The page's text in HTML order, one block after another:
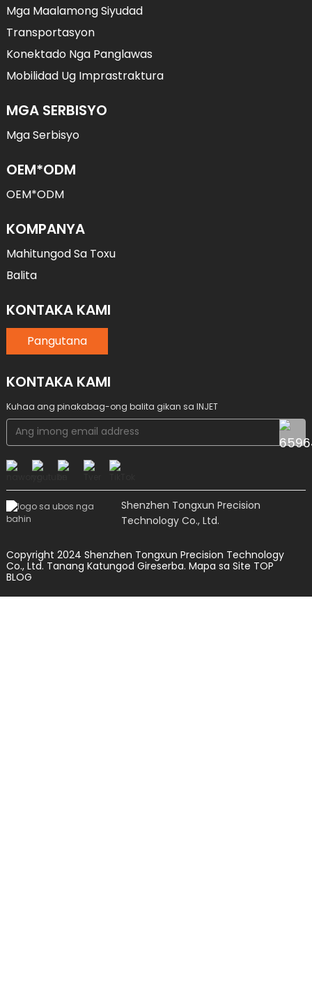
Mga Maalamong Siyudad
Transportasyon
Konektado Nga Panglawas
Mobilidad Ug Imprastraktura
MGA SERBISYO
Mga Serbisyo
OEM*ODM
OEM*ODM
KOMPANYA
Mahitungod Sa Toxu
Balita
KONTAKA KAMI
Pangutana
KONTAKA KAMI
Kuhaa ang pinakabag-ong balita gikan sa INJET
Shenzhen Tongxun Precision
Technology Co., Ltd.
Copyright 2024 Shenzhen Tongxun Precision Technology
Co., Ltd. Tanang Katungod Gireserba. Mapa sa Site TOP
BLOG